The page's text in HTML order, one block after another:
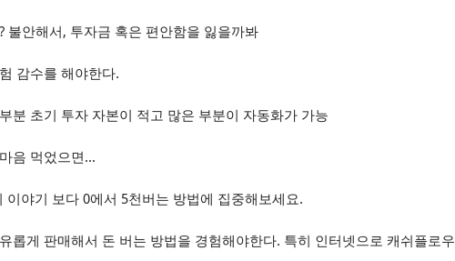
불안해서, 투자금 혹은 편안함을 잃을까봐
감수를 해야한다.
분 초기 투자 자본이 적고 많은 부분이 자동화가 가능
음 먹었으면...
이야기 보다 0에서 5천버는 방법에 집중해보세요.
롭게 판매해서 돈 버는 방법을 경험해야한다. 특히 인터넷으로 캐쉬플로우